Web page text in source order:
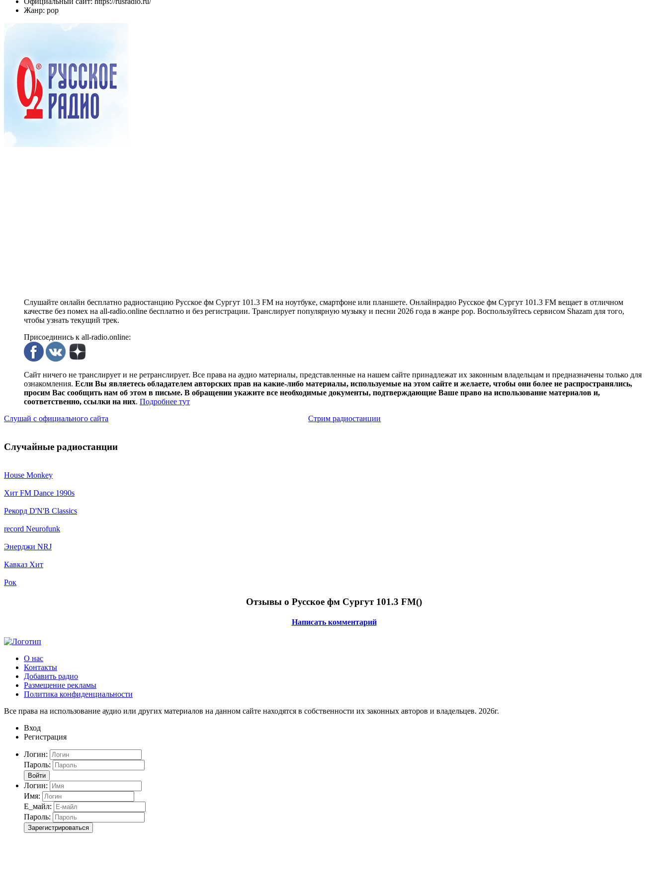
Жанр: pop
Слушайте онлайн бесплатно радиостанцию Русское фм Сургут 101.3 FM на ноутбуке, смартфоне или планшете. Онлайнрадио Русское фм Сургут 101.3 FM вещает в отличном
качестве без помех на all-radio.online бесплатно и без регистрации. Транслирует популярную музыку и песни 2026 года в жанре pop. Воспользуйтесь сервисом Shazam для того,
чтобы узнать текущий трек.
Присоединись к all-radio.online:
Сайт ничего не транслирует и не ретранслирует. Все права на аудио материалы, представленные на нашем сайте принадлежат их законным владельцам и предназначены только для
ознакомления. Если Вы являетесь обладателем авторских прав на какие-либо материалы, используемые на этом сайте и желаете, чтобы они более не распространялись,
просим Вас сообщить нам об этом в письме. В обращении укажите все необходимые документы, подтверждающие Ваше право на использование материалов и,
соответственно, ссылки на них. Подробнее тут
Слушай с официального сайта
Стрим радиостанции
Случайные радиостанции
House Monkey
Хит FM Dance 1990s
Рекорд D'N'B Classics
record Neurofunk
Энерджи NRJ
Кавказ Хит
Рок
Отзывы о Русское фм Сургут 101.3 FM()
Написать комментарий
О нас
Контакты
Добавить радио
Размещение рекламы
Политика конфиденциальности
Все права на использование аудио или других материалов на данном сайте находятся в собственности их законных авторов и владельцев. 2026г.
Вход
Регистрация
Логин:
Пароль:
Войти
Логин:
Имя:
Е_майл:
Пароль:
Зарегистрироваться